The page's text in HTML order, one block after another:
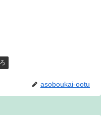
asoboukai-ootu